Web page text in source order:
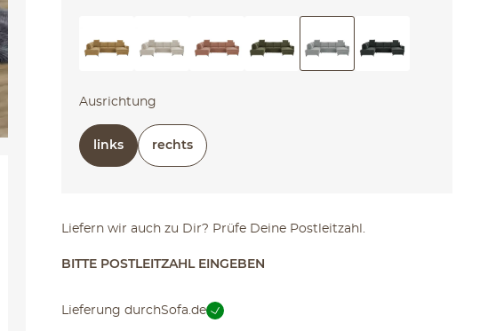
Ausrichtung
links rechts
Liefern wir auch zu Dir? Prüfe Deine Postleitzahl.
BITTE POSTLEITZAHL EINGEBEN
Lieferung durchSofa.de